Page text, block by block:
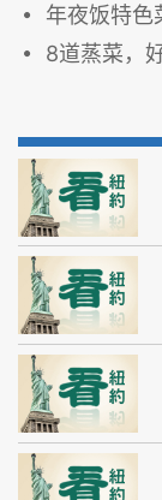
年夜饭特色
8道蒸菜，